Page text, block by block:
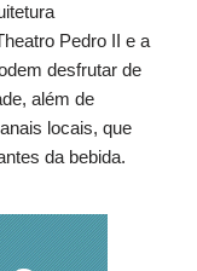
Pedro II e a
desfrutar de
além de
locais, que
da bebida.